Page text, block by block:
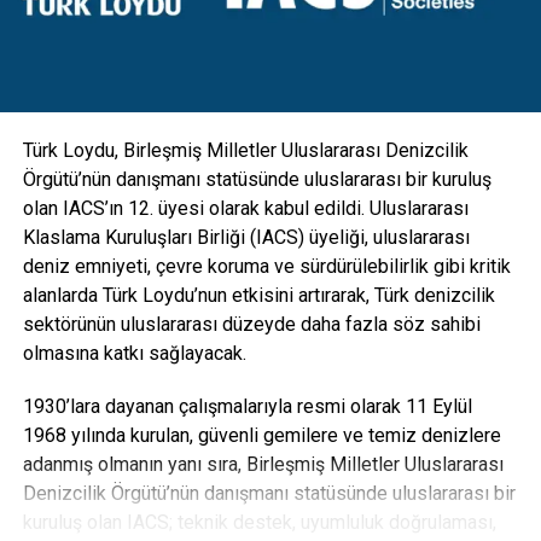
“Karbon ayak izi yüzde 30’a varan oranda azalacak”
Türk Loydu, Birleşmiş Milletler Uluslararası Denizcilik
Örgütü’nün danışmanı statüsünde uluslararası bir kuruluş
olan IACS’ın 12. üyesi olarak kabul edildi. Uluslararası
Klaslama Kuruluşları Birliği (IACS) üyeliği, uluslararası
deniz emniyeti, çevre koruma ve sürdürülebilirlik gibi kritik
alanlarda Türk Loydu’nun etkisini artırarak, Türk denizcilik
sektörünün uluslararası düzeyde daha fazla söz sahibi
olmasına katkı sağlayacak.
1930’lara dayanan çalışmalarıyla resmi olarak 11 Eylül
1968 yılında kurulan, güvenli gemilere ve temiz denizlere
adanmış olmanın yanı sıra, Birleşmiş Milletler Uluslararası
Denizcilik Örgütü’nün danışmanı statüsünde uluslararası bir
kuruluş olan IACS; teknik destek, uyumluluk doğrulaması,